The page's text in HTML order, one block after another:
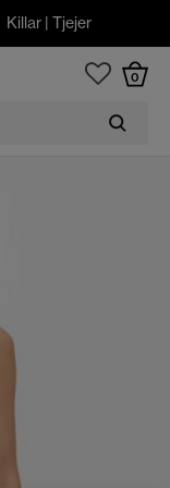
Killar| Tjejer
0